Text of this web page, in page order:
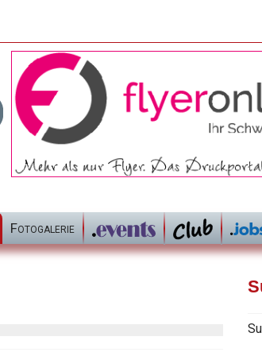
Fotogalerie